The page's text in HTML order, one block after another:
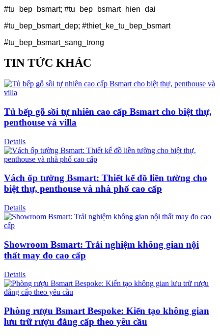
#tu_bep_bsmart; #tu_bep_bsmart_hien_dai
#tu_bep_bsmart_dep; #thiet_ke_tu_bep_bsmart
#tu_bep_bsmart_sang_trong
TIN TỨC KHÁC
Tủ bếp gỗ sồi tự nhiên cao cấp Bsmart cho biệt thự,
penthouse và villa
Details
Vách ốp tường Bsmart: Thiết kế đồ liền tường cho
biệt thự, penthouse và nhà phố cao cấp
Details
Showroom Bsmart: Trải nghiệm không gian nội
thất may đo cao cấp
Details
Phòng rượu Bsmart Bespoke: Kiến tạo không gian
lưu trữ rượu đẳng cấp theo yêu cầu